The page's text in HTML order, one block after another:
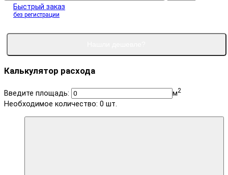
Быстрый заказ
без регистрации
Калькулятор расхода
Введите площадь: м2
Необходимое количество: 0 шт.